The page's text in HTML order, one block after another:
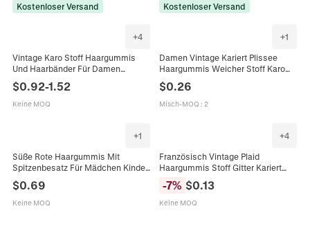
Kostenloser Versand Kostenloser Versand
+4
Vintage Karo Stoff Haargummis
Und Haarbänder Für Damen
Klassische Karomuster Plissierte
Haarbänder Mode Haarschmuck
$0.92-1.52
Keine MOQ
+1
Damen Vintage Kariert Plissee
Haargummis Weicher Stoff Karo
Pferdeschwanz Halter Elastische
Haarbänder Schmuck
$0.26
Misch-MOQ : 2
+1
Süße Rote Haargummis Mit
Spitzenbesatz Für Mädchen Kinder
Gepunktet Kariert Schleife Muster
Stoff Haarbänder Haarschmuck
$0.69
Keine MOQ
+4
Französisch Vintage Plaid
Haargummis Stoff Gitter Kariert
Elastische Haarbänder
Pferdeschwanz Halter Damen
Mode Haarschmuck
-7% $0.13
Keine MOQ